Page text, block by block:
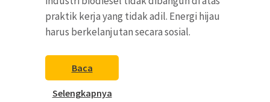
praktik kerja yang tidak adil. Energi hijau
harus berkelanjutan secara sosial.
Baca
Selengkapnya